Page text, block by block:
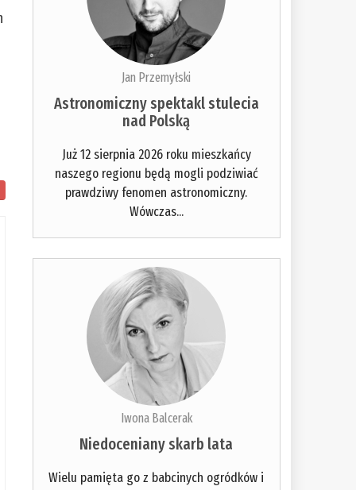
Jan Przemyłski
Astronomiczny spektakl stulecia
nad Polską
Już 12 sierpnia 2026 roku mieszkańcy
naszego regionu będą mogli podziwiać
prawdziwy fenomen astronomiczny.
Wówczas...
Iwona Balcerak
Niedoceniany skarb lata
Wielu pamięta go z babcinych ogródków i